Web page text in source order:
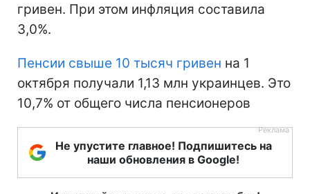
гривен. При этом инфляция составила
3,0%.
Пенсии свыше 10 тысяч гривен на 1
октября получали 1,13 млн украинцев. Это
10,7% от общего числа пенсионеров
Не упустите главное! Подпишитесь на
наши обновления в Google!